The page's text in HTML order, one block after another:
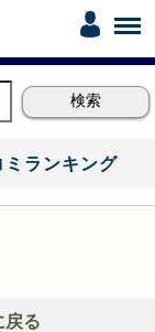
ランキング
戻る